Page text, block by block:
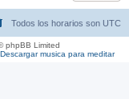
Todos los horarios son UTC
phpBB Limited
Descargar musica para meditar